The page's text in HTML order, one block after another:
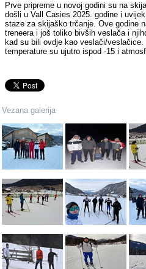
Prve pripreme u novoj godini su na
došli u Vall Casies 2025. godine i
staze za skijaško trčanje. Ove godine
treneera i još toliko bivših veslača i
kad su bili ovdje kao veslači/
temperature su ujutro ispod -15 i
Vezana galerija